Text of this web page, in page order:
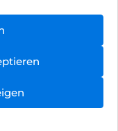
Reserved.